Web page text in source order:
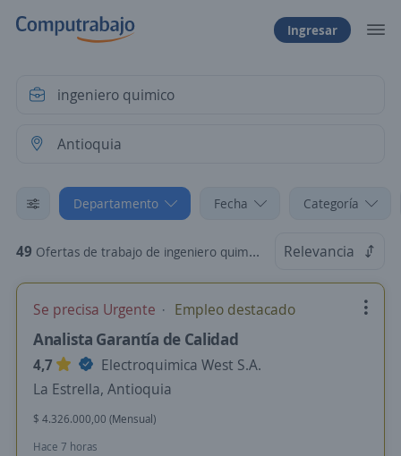
Ingresar
Departamento Fecha Categoría
49 Ofertas de trabajo de ingeniero quimico en Antioquia Relevancia
Se precisa Urgente Empleo destacado
Analista Garantía de Calidad
4,7
Electroquimica West S.A.
La Estrella, Antioquia
$ 4.326.000,00 (Mensual)
Hace 7 horas